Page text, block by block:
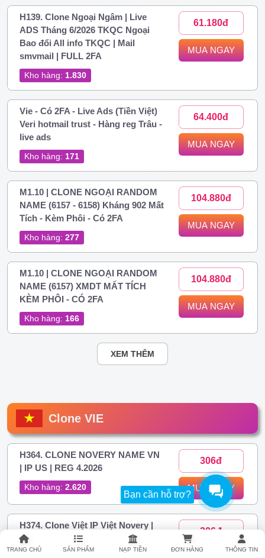
Bạn cần hỗ trợ?
TRANG CHỦ SẢN PHẨM NẠP TIỀN ĐƠN HÀNG THÔNG TIN
H139. Clone Ngoại Ngâm | Live
ADS Tháng 6/2026 TKQC Ngoại
Bao đổi All info TKQC | Mail
smvmail | FULL 2FA
Kho hàng: 1.830
61.180đ
MUA NGAY
Vie - Có 2FA - Live Ads (Tiền Việt)
Veri hotmail trust - Hàng reg Trâu -
live ads
Kho hàng: 171
64.400đ
MUA NGAY
M1.10 | CLONE NGOẠI RANDOM
NAME (6157 - 6158) Kháng 902 Mất
Tích - Kèm Phôi - Có 2FA
Kho hàng: 277
104.880đ
MUA NGAY
M1.10 | CLONE NGOẠI RANDOM
NAME (6157) XMDT MẤT TÍCH
KÈM PHÔI - CÓ 2FA
Kho hàng: 166
104.880đ
MUA NGAY
XEM THÊM
Clone VIE
H364. CLONE NOVERY NAME VN
| IP US | REG 4.2026
Kho hàng: 2.620
306đ
MUA NGAY
H374. Clone Việt IP Việt Novery |
FULL 2FA
306đ